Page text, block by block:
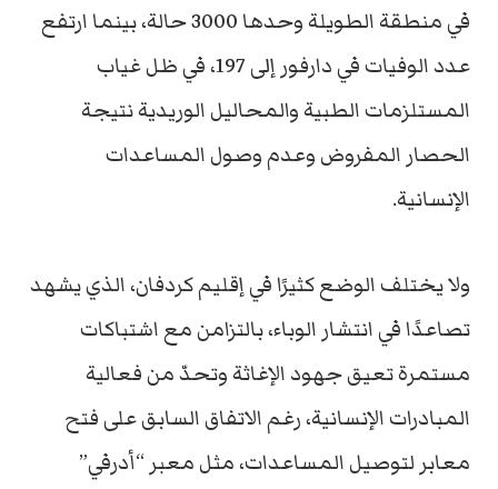
في منطقة الطويلة وحدها 3000 حالة، بينما ارتفع
عدد الوفيات في دارفور إلى 197، في ظل غياب
المستلزمات الطبية والمحاليل الوريدية نتيجة
الحصار المفروض وعدم وصول المساعدات
الإنسانية.
ولا يختلف الوضع كثيرًا في إقليم كردفان، الذي يشهد
تصاعدًا في انتشار الوباء، بالتزامن مع اشتباكات
مستمرة تعيق جهود الإغاثة وتحدّ من فعالية
المبادرات الإنسانية، رغم الاتفاق السابق على فتح
معابر لتوصيل المساعدات، مثل معبر “أدرفي”